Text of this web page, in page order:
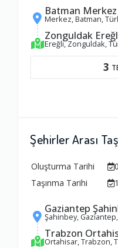
Batman Merkez
Merkez, Batman,
Zonguldak
Ereğli, Zonguldak,
3
Şehirler Arası
Oluşturma Tarihi
Taşınma Tarihi
Gaziantep
Şahinbey,
Trabzon
Ortahisar, Trabzon,